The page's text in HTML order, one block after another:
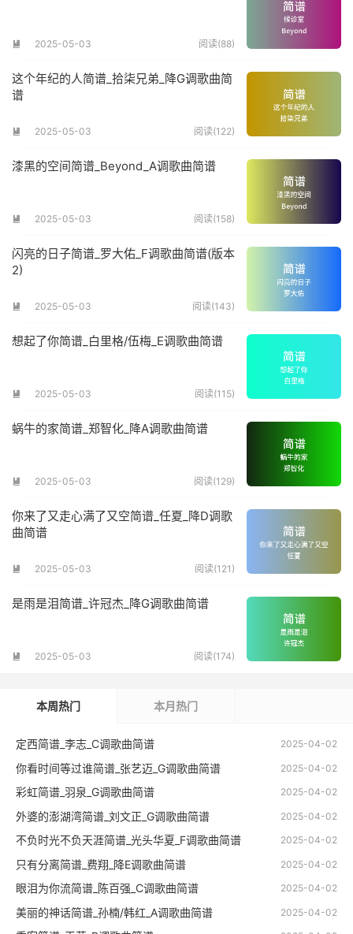
 2025-05-03 阅读(88)
这个年纪的人简谱_拾柒兄弟_降G调歌曲简
谱
 2025-05-03 阅读(122)
漆黑的空间简谱_Beyond_A调歌曲简谱
 2025-05-03 阅读(158)
闪亮的日子简谱_罗大佑_F调歌曲简谱(版本
2)
 2025-05-03 阅读(143)
想起了你简谱_白里格/伍梅_E调歌曲简谱
 2025-05-03 阅读(115)
蜗牛的家简谱_郑智化_降A调歌曲简谱
 2025-05-03 阅读(129)
你来了又走心满了又空简谱_任夏_降D调歌
曲简谱
 2025-05-03 阅读(121)
是雨是泪简谱_许冠杰_降G调歌曲简谱
 2025-05-03 阅读(174)
本周热门 本月热门
2025-04-02
定西简谱_李志_C调歌曲简谱
2025-04-02
你看时间等过谁简谱_张艺迈_G调歌曲简谱
2025-04-02
彩虹简谱_羽泉_G调歌曲简谱
2025-04-02
外婆的澎湖湾简谱_刘文正_G调歌曲简谱
2025-04-02
不负时光不负天涯简谱_光头华夏_F调歌曲简谱
2025-04-02
只有分离简谱_费翔_降E调歌曲简谱
2025-04-02
眼泪为你流简谱_陈百强_C调歌曲简谱
2025-04-02
美丽的神话简谱_孙楠/韩红_A调歌曲简谱